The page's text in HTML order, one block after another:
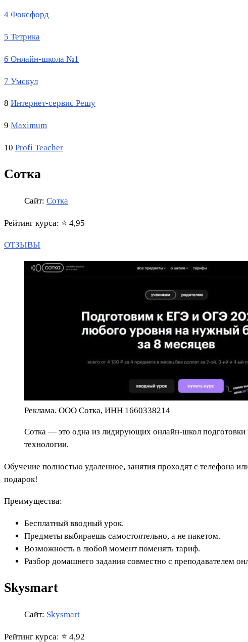
4 Фоксфорд
5 Тетрика
6 Онлайн-школа №1
7 Умскул
8 Интернет-сервис Решу
9 Maximum
10 Profi Teacher
Сотка
Сайт: Сотка
Рейтинг курса: ⭐ 4,95
ОТЗЫВЫ
Реклама. ООО Сотка, ИНН 1660338214
Сотка — это одна из лидирующих онлайн-школ
технологии.
Обучение полностью удаленное, занятия проходят с телефона
подарок!
Преимущества:
Бесплатный вводный урок.
Предметы выбираешь самостоятельно, а не пакетом.
Возможность в любой момент поменять тариф.
Разбор домашнего задания совместно с преподавателем
Skysmart
Сайт: Skysmart
Рейтинг курса: ⭐ 4,92